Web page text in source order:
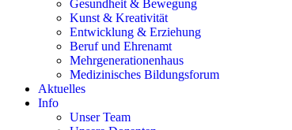
Gesundheit & Bewegung
Kunst & Kreativität
Entwicklung & Erziehung
Beruf und Ehrenamt
Mehrgenerationenhaus
Medizinisches Bildungsforum
Aktuelles
Info
Unser Team